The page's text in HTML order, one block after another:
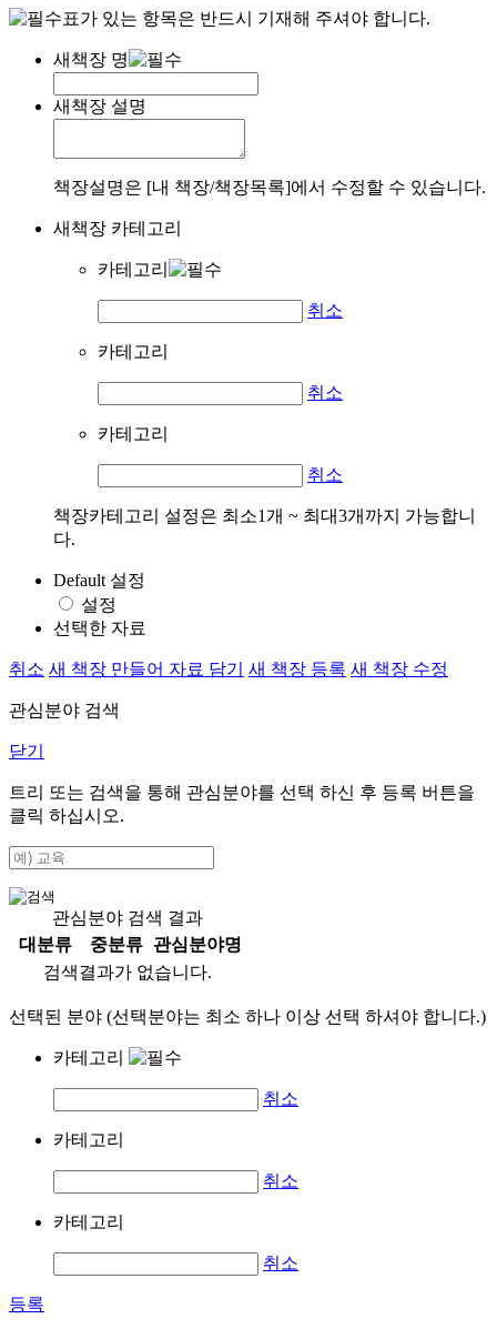
표가 있는 항목은 반드시 기재해 주셔야 합니다.
새책장 명
새책장 설명
책장설명은 [내 책장/책장목록]에서 수정할 수 있습니다.
새책장 카테고리
카테고리
취소
카테고리
취소
카테고리
취소
책장카테고리 설정은 최소1개 ~ 최대3개까지 가능합니
다.
Default 설정
설정
선택한 자료
취소 새 책장 만들어 자료 담기 새 책장 등록 새 책장 수정
관심분야 검색
닫기
트리 또는 검색을 통해 관심분야를 선택 하신 후 등록 버튼을
클릭 하십시오.
관심분야 검색 결과
대분류
중분류
관심분야명
검색결과가 없습니다.
선택된 분야 (선택분야는 최소 하나 이상 선택 하셔야 합니다.)
카테고리
취소
카테고리
취소
카테고리
취소
등록